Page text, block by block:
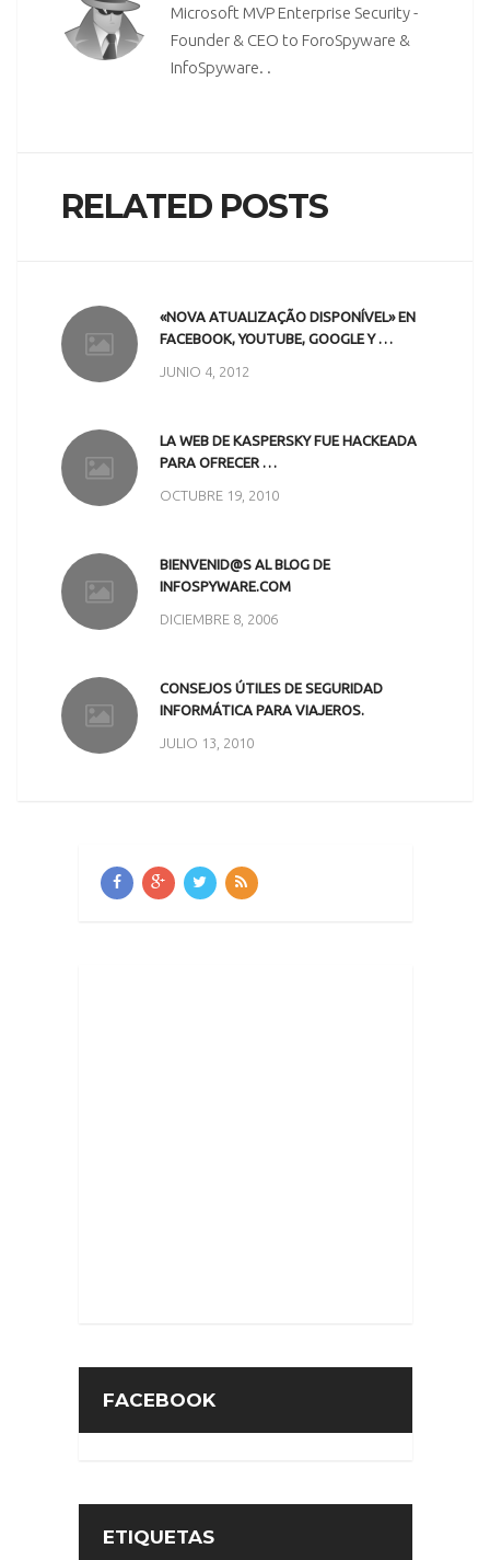
Microsoft MVP Enterprise Security -
Founder & CEO to ForoSpyware &
InfoSpyware. .
RELATED POSTS
«NOVA ATUALIZAÇÃO DISPONÍVEL» EN
FACEBOOK, YOUTUBE, GOOGLE Y …
JUNIO 4, 2012
LA WEB DE KASPERSKY FUE HACKEADA
PARA OFRECER …
OCTUBRE 19, 2010
BIENVENID@S AL BLOG DE
INFOSPYWARE.COM
DICIEMBRE 8, 2006
CONSEJOS ÚTILES DE SEGURIDAD
INFORMÁTICA PARA VIAJEROS.
JULIO 13, 2010
FACEBOOK
ETIQUETAS